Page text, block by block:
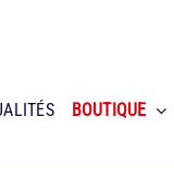
BOUTIQUE